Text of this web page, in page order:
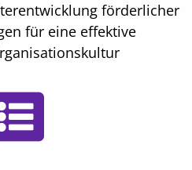
förderlicher
für eine effektive